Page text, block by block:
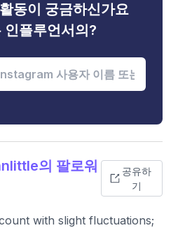
동이 궁금하신가요
인플루언서의?
의 팔로워
공유하
기
with slight fluctuations;